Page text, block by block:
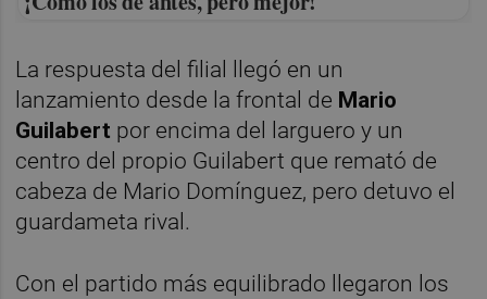
La respuesta del filial llegó en un
lanzamiento desde la frontal de Mario
Guilabert por encima del larguero y un
centro del propio Guilabert que remató de
cabeza de Mario Domínguez, pero detuvo el
guardameta rival.
Con el partido más equilibrado llegaron los